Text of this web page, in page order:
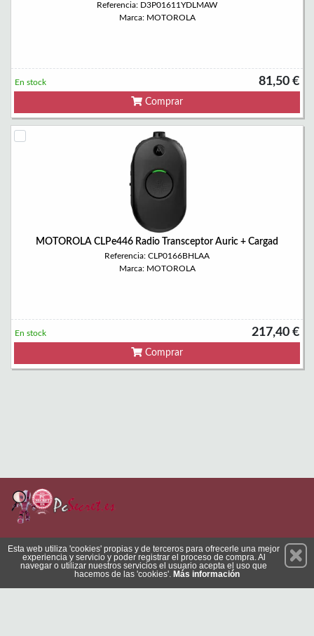
Referencia: D3P01611YDLMAW
Marca: MOTOROLA
81,50 €
En stock
Comprar
MOTOROLA CLPe446 Radio Transceptor Auric + Cargad
Referencia: CLP0166BHLAA
Marca: MOTOROLA
217,40 €
En stock
Comprar
Suscríbete
Esta web utiliza 'cookies' propias y de terceros para ofrecerle una mejor
experiencia y servicio y poder registrar el proceso de compra. Al
navegar o utilizar nuestros servicios el usuario acepta el uso que
hacemos de las 'cookies'. Más información